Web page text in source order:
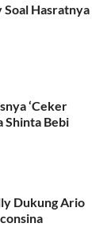
Soal Hasratnya
‘Ceker
Shinta Bebi
Dukung Ario